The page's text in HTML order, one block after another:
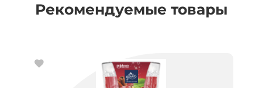
Рекомендуемые товары